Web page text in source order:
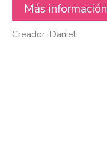
Más información
Creador: Daniel